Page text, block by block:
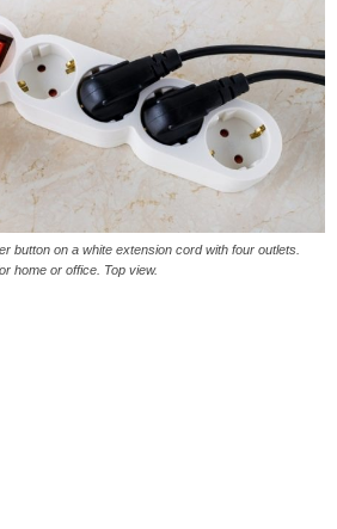
button on a white extension cord with four outlets.
home or office. Top view.